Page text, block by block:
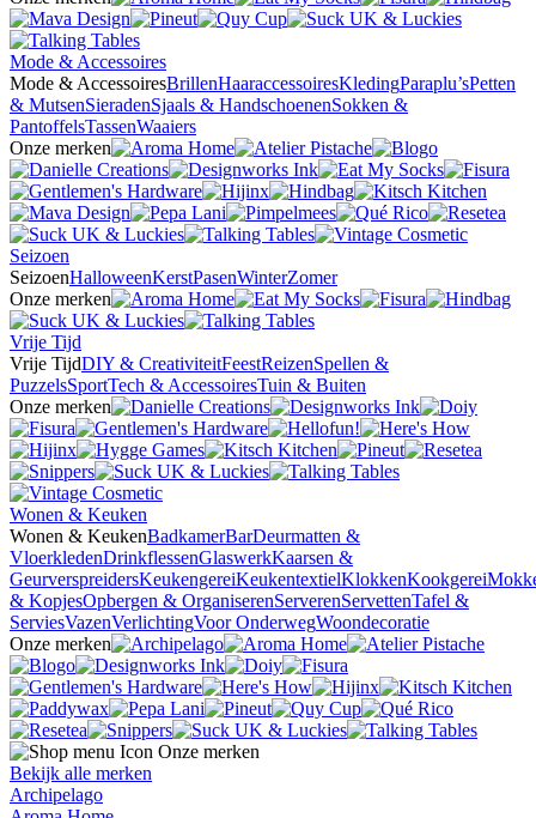
Mode & Accessoires
Mode & AccessoiresBrillenHaaraccessoiresKledingParaplu’sPetten
& MutsenSieradenSjaals & HandschoenenSokken &
PantoffelsTassenWaaiers
Onze merken
Seizoen
SeizoenHalloweenKerstPasenWinterZomer
Onze merken
Vrije Tijd
Vrije TijdDIY & CreativiteitFeestReizenSpellen &
PuzzelsSportTech & AccessoiresTuin & Buiten
Onze merken
Wonen & Keuken
Wonen & KeukenBadkamerBarDeurmatten &
VloerkledenDrinkflessenGlaswerkKaarsen &
GeurverspreidersKeukengereiKeukentextielKlokkenKookgerei
& KopjesOpbergen & OrganiserenServerenServettenTafel &
ServiesVazenVerlichtingVoor OnderwegWoondecoratie
Onze merken
Onze merken
Bekijk alle merken
Archipelago